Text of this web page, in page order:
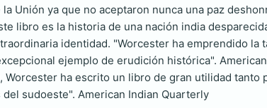
Unión ya que no aceptaron nunca una paz
libro es la historia de una nación india
identidad. "Worcester ha emprendido
ejemplo de erudición histórica".
ha escrito un libro de gran utilidad tanto
sudoeste". American Indian Quarterly